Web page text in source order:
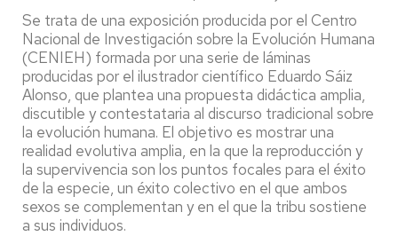
Se trata de una exposición producida por el Centro
Nacional de Investigación sobre la Evolución Humana
(CENIEH) formada por una serie de láminas
producidas por el ilustrador científico Eduardo Sáiz
Alonso, que plantea una propuesta didáctica amplia,
discutible y contestataria al discurso tradicional sobre
la evolución humana. El objetivo es mostrar una
realidad evolutiva amplia, en la que la reproducción y
la supervivencia son los puntos focales para el éxito
de la especie, un éxito colectivo en el que ambos
sexos se complementan y en el que la tribu sostiene
a sus individuos.